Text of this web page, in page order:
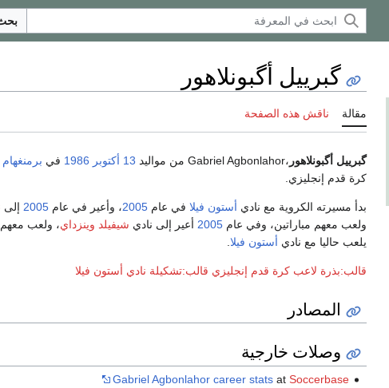
گبرييل أگبونلاهور
مقالة ناقش هذه الصفحة
گبرييل أگبونلاهور ،Gabriel Agbonlahor من مواليد 13 أكتوبر 1986 في برمنغهام
كرة قدم إنجليزي.
بدأ مسيرته الكروية مع نادي أستون فيلا في عام 2005، وأعير في عام 2005 إلى
ولعب معهم مباراتين، وفي عام 2005 أعير إلى نادي شيفيلد وينزداي
يلعب حاليا مع نادي أستون فيلا
قالب:بذرة لاعب كرة قدم إنجليزي قالب:تشكيلة نادي أستون فيلا
المصادر
وصلات خارجية
Gabriel Agbonlahor career statsat Soccerbase